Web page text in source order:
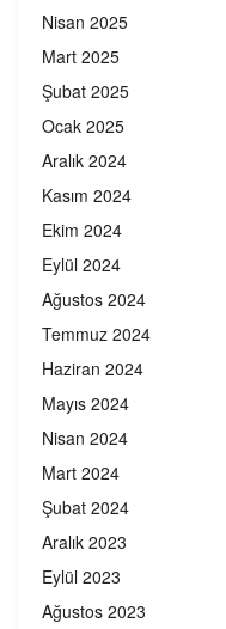
Nisan 2025
Mart 2025
Şubat 2025
Ocak 2025
Aralık 2024
Kasım 2024
Ekim 2024
Eylül 2024
Ağustos 2024
Temmuz 2024
Haziran 2024
Mayıs 2024
Nisan 2024
Mart 2024
Şubat 2024
Aralık 2023
Eylül 2023
Ağustos 2023